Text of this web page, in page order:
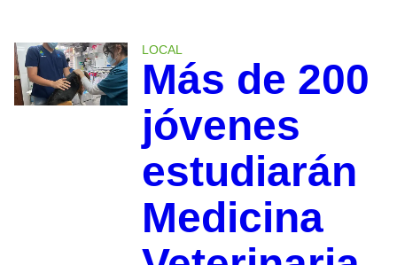
LOCAL
Más de 200
jóvenes
estudiarán
Medicina